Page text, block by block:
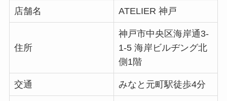
店舗名 ATELIER 神戸
住所
神戸市中央区海岸通3-
1-5 海岸ビルヂング北
側1階
交通 みなと元町駅徒歩4分